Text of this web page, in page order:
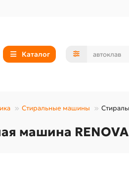
Каталог
Стиральные машины
машина